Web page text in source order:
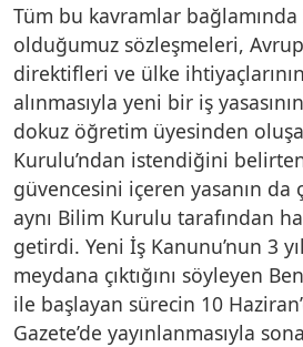
Tüm bu kavramlar bağlamında
olduğumuz sözleşmeleri,
direktifleri ve ülke
alınmasıyla yeni bir iş
dokuz öğretim üyesinden
Kurulu’ndan istendiğini
güvencesini içeren yasanın da
aynı Bilim Kurulu tarafından
getirdi. Yeni İş Kanunu’nun 3
meydana çıktığını söyleyen
ile başlayan sürecin 10
Gazete’de yayınlanmasıyla